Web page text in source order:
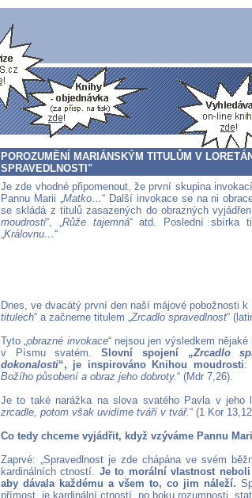
POROZUMĚNÍ MARIÁNSKÝM TITULŮM V
SPRAVEDLNOSTI"
Je zde vhodné připomenout, že první skupina
Pannu Marii „Matko…“ Další invokace se na ni
se skládá z titulů zasazených do obrazných
moudrosti“, „Růže tajemná“ atd. Poslední sbírka
„Královnu…“
Dnes, ve dvacátý první den naší májové pobožnosti
titulech“ a začneme titulem „Zrcadlo spravedlnost“
Tyto „obrazné invokace“ nejsou jen výsledkem
v Písmu svatém.Slovní spojení „Zrcadlo
dokonalosti“, je inspirováno Knihou moudrosti:
Božího působení a obraz jeho dobroty.“ (Mdr 7,26).
Je to také narážka na slova svatého Pavla v jeho
zrcadle, potom však uvidíme tváří v tvář.“ (1 Kor
Co tedy chceme vyjádřit, když vzýváme Pannu
Zaprvé: „Spravedlnost je zde chápána ve svém
kardinálních ctností. Je to morální vlastnost
aby dávala každému a všem to, co jim náleží.
přímost, je kardinální ctností, po boku rozumnosti,